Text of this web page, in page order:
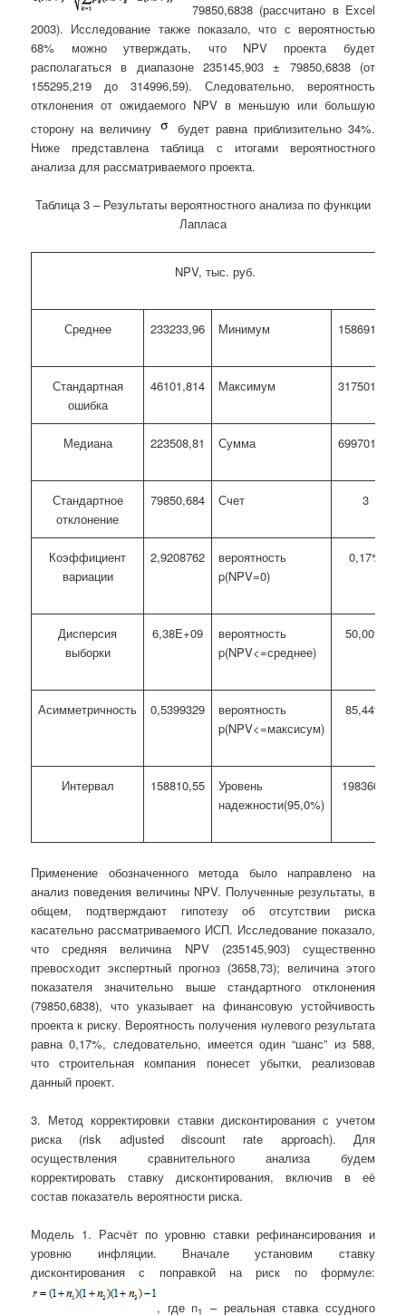
79850,6838 (рассчитано в Excel
2003). Исследование также показало, что с вероятностью
68% можно утверждать, что NPV проекта будет
располагаться в диапазоне 235145,903 ± 79850,6838 (от
155295,219 до 314996,59). Следовательно, вероятность
отклонения от ожидаемого NPV в меньшую или большую
сторону на величину
будет равна приблизительно 34%.
Ниже представлена таблица с итогами вероятностного
анализа для рассматриваемого проекта.
Таблица 3 – Результаты вероятностного анализа по функции
Лапласа
NPV, тыс. руб.
Среднее 233233,96 Минимум 158691,26
Стандартная
ошибка
46101,814 Максимум 317501,81
Медиана 223508,81 Сумма 699701,88
Стандартное
отклонение
79850,684 Счет 3
Коэффициент
вариации
2,9208762
вероятность
p(NPV=0)
0,17%
Дисперсия
выборки
6,38E+09
вероятность
p(NPV<=среднее)
50,00%
Асимметричность 0,5399329
вероятность
p(NPV<=максисум)
85,44%
Интервал 158810,55
Уровень
надежности(95,0%)
198360,1
Применение обозначенного метода было направлено на
анализ поведения величины NPV. Полученные результаты, в
общем, подтверждают гипотезу об отсутствии риска
касательно рассматриваемого ИСП. Исследование показало,
что средняя величина NPV (235145,903) существенно
превосходит экспертный прогноз (3658,73); величина этого
показателя значительно выше стандартного отклонения
(79850,6838), что указывает на финансовую устойчивость
проекта к риску. Вероятность получения нулевого результата
равна 0,17%, следовательно, имеется один “шанс” из 588,
что строительная компания понесет убытки, реализовав
данный проект.
3. Метод корректировки ставки дисконтирования с учетом
риска (risk adjusted discount rate approach). Для
осуществления сравнительного анализа будем
корректировать ставку дисконтирования, включив в её
состав показатель вероятности риска.
Модель 1. Расчёт по уровню ставки рефинансирования и
уровню инфляции. Вначале установим ставку
дисконтирования с поправкой на риск по формуле:
, где n1 – реальная ставка ссудного